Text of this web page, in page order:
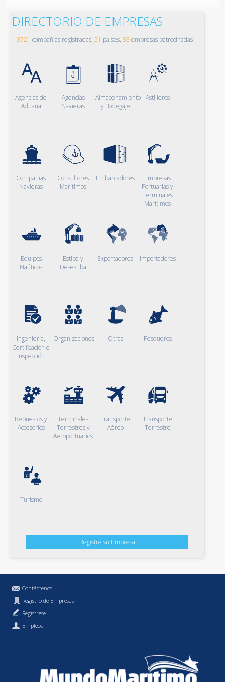
DIRECTORIO DE EMPRESAS
3721 compañías registradas, 51 países, 83 empresas patrocinadas
Agencias de
Aduana
Agencias
Navieras
Almacenamiento
y Bodegaje
Astilleros
Compañías
Navieras
Consultores
Marítimos
Embarcadores
Empresas
Portuarias y
Terminales
Marítimos
Equipos
Naúticos
Estiba y
Desestiba
Exportadores Importadores
Ingeniería,
Certificación e
Inspección
Organizaciones Otras Pesqueros
Repuestos y
Accesorios
Terminales
Terrestres y
Aeroportuarios
Transporte
Aéreo
Transporte
Terrestre
Turismo
Registre su Empresa
Contáctenos
Registro de Empresas
Regístrese
Empleos